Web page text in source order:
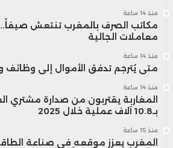
منذ 14 ساعة
مكاتب الصرف بالمغرب تنتعش صيفاً..
معاملات الجالية
منذ 14 ساعة
متى يُترجم تدفق الأموال إلى وظائف
منذ 14 ساعة
المغاربة يقتربون من صدارة مشتري
بـ10.8 آلاف عملية خلال 2025
منذ 15 ساعة
المغرب يعزز موقعه في صناعة